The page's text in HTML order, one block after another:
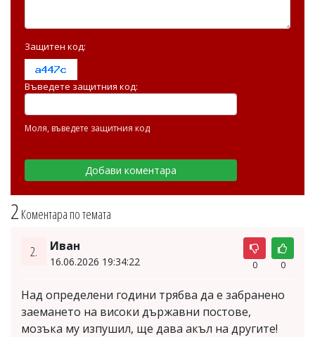
2 Коментара по темата
2. Иван
16.06.2026 19:34:22 0 0
Над определени години трябва да е забранено
заемането на високи държавни постове,
мозъка му изпушил, ще дава акъл на другите!
Защитен код:
Въведете защитния код:
Моля, въведете защитния код